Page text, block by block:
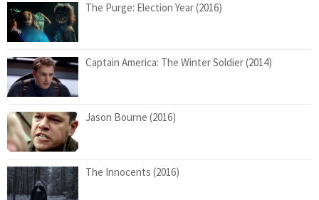
The Purge: Election Year (2016)
Captain America: The Winter Soldier (2014)
Jason Bourne (2016)
The Innocents (2016)